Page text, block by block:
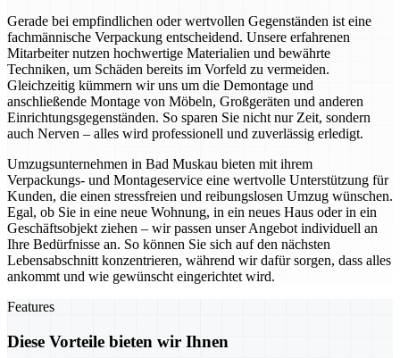
Gerade bei empfindlichen oder wertvollen Gegenständen ist eine
fachmännische Verpackung entscheidend. Unsere erfahrenen
Mitarbeiter nutzen hochwertige Materialien und bewährte
Techniken, um Schäden bereits im Vorfeld zu vermeiden.
Gleichzeitig kümmern wir uns um die Demontage und
anschließende Montage von Möbeln, Großgeräten und anderen
Einrichtungsgegenständen. So sparen Sie nicht nur Zeit, sondern
auch Nerven – alles wird professionell und zuverlässig erledigt.
Umzugsunternehmen in Bad Muskau bieten mit ihrem
Verpackungs- und Montageservice eine wertvolle Unterstützung für
Kunden, die einen stressfreien und reibungslosen Umzug wünschen.
Egal, ob Sie in eine neue Wohnung, in ein neues Haus oder in ein
Geschäftsobjekt ziehen – wir passen unser Angebot individuell an
Ihre Bedürfnisse an. So können Sie sich auf den nächsten
Lebensabschnitt konzentrieren, während wir dafür sorgen, dass alles
ankommt und wie gewünscht eingerichtet wird.
Features
Diese Vorteile bieten wir Ihnen